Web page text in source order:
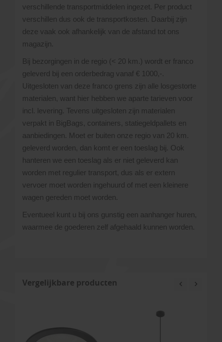
verschillende transportmiddelen ingezet. Per product
verschillen dus ook de transportkosten. Daarbij zijn
deze vaak ook afhankelijk van de afstand tot ons
magazijn.
Bij bezorgingen in de regio (< 20 km.) wordt er franco
geleverd bij een orderbedrag vanaf € 1000,-.
Uitgesloten van deze franco grens zijn alle losgestorte
materialen, want hier hebben we aparte tarieven voor
incl. levering. Tevens uitgesloten zijn materialen
verpakt in BigBags, containers, statiegeldpallets en
aanbiedingen. Moet er buiten onze regio van 20 km.
geleverd worden, dan komt er een toeslag bij. Ook
hanteren we een toeslag als er niet geleverd kan
worden met regulier transport, dus als er extern
vervoer moet worden ingehuurd of met een kleinere
wagen gereden moet worden.
Eventueel kunt u bij ons gunstig een aanhanger huren,
waarmee de goederen zelf afgehaald kunnen worden.
Vergelijkbare producten